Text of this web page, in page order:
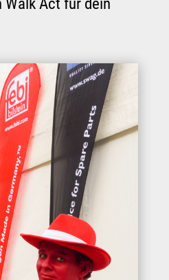
Walk Act für dein